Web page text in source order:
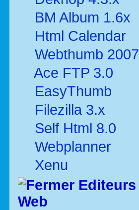
BM Album 1.6x
Html Calendar
Webthumb 2007
Ace FTP 3.0
EasyThumb
Filezilla 3.x
Self Html 8.0
Webplanner
Xenu
Editeurs
Web